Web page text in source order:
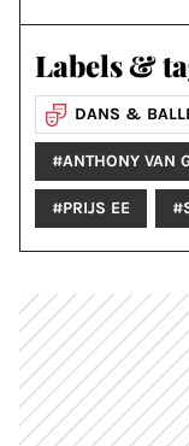
Labels &
DANS &
#ANTHONY VAN
#PRIJS EE